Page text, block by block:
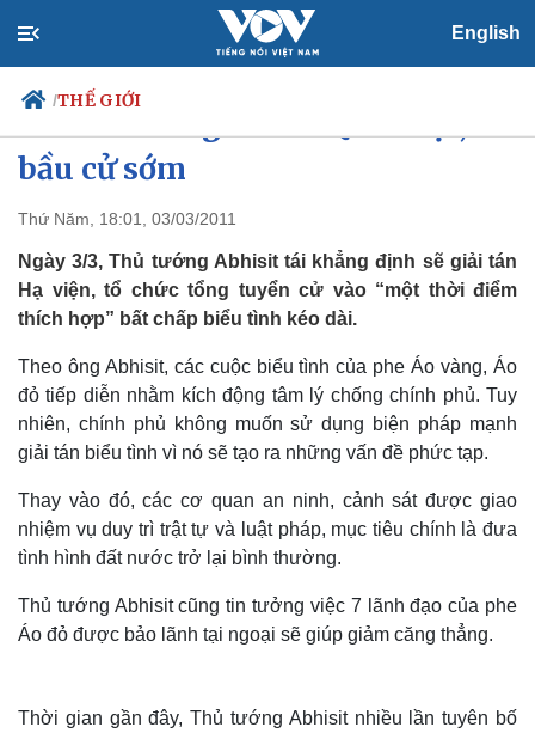
English
/THẾ GIỚI
Chính trị
Đảng
Tổ chức nhân sự
Quốc hội
Nhận diện sự thật
Tin 24h
Dự báo thời tiết
Giáo dục
Việc làm
Biển đảo
bầu cử sớm
Thứ Năm, 18:01, 03/03/2011
Ngày 3/3, Thủ tướng Abhisit tái khẳng định sẽ giải tán
Hạ viện, tổ chức tổng tuyển cử vào “một thời điểm
thích hợp” bất chấp biểu tình kéo dài.
Theo ông Abhisit, các cuộc biểu tình của phe Áo vàng, Áo
đỏ tiếp diễn nhằm kích động tâm lý chống chính phủ. Tuy
nhiên, chính phủ không muốn sử dụng biện pháp mạnh
giải tán biểu tình vì nó sẽ tạo ra những vấn đề phức tạp.
Thay vào đó, các cơ quan an ninh, cảnh sát được giao
nhiệm vụ duy trì trật tự và luật pháp, mục tiêu chính là đưa
tình hình đất nước trở lại bình thường.
Thủ tướng Abhisit cũng tin tưởng việc 7 lãnh đạo của phe
Áo đỏ được bảo lãnh tại ngoại sẽ giúp giảm căng thẳng.
Thời gian gần đây, Thủ tướng Abhisit nhiều lần tuyên bố